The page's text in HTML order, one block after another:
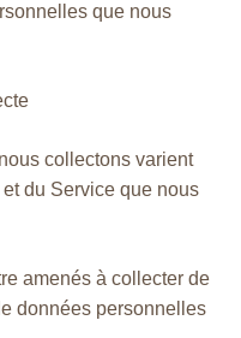
que nous
collectons varient
du Service que nous
amenés à collecter de
données personnelles